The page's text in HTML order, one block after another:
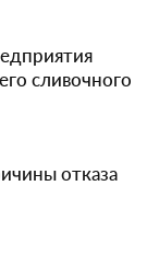
сливочного
отказа